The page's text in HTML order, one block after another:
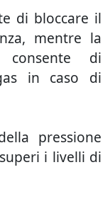
di bloccare il
mentre la
consente di
in caso di
pressione
i livelli di